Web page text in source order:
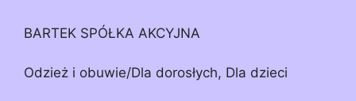
BARTEK SPÓŁKA AKCYJNA
Odzież i obuwie/Dla dorosłych, Dla dzieci